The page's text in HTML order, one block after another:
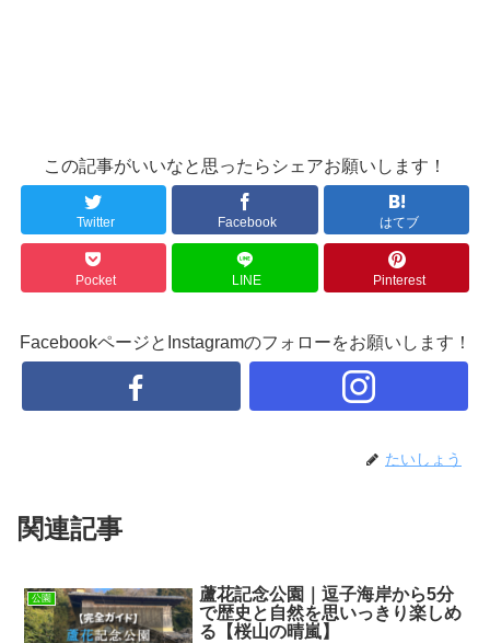
この記事がいいなと思ったらシェアお願いします！
Twitter Facebook はてブ
Pocket LINE Pinterest
FacebookページとInstagramのフォローをお願いします！
たいしょう
関連記事
公園
蘆花記念公園｜逗子海岸から5分
で歴史と自然を思いっきり楽しめ
る【桜山の晴嵐】